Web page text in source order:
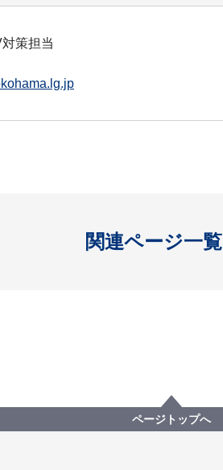
策担当
関連ページ一覧
開く
ページトップへ